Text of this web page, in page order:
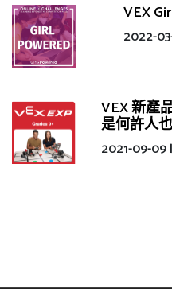
VEX
2022-
VEX 新產
是何許人
2021-09-09 |